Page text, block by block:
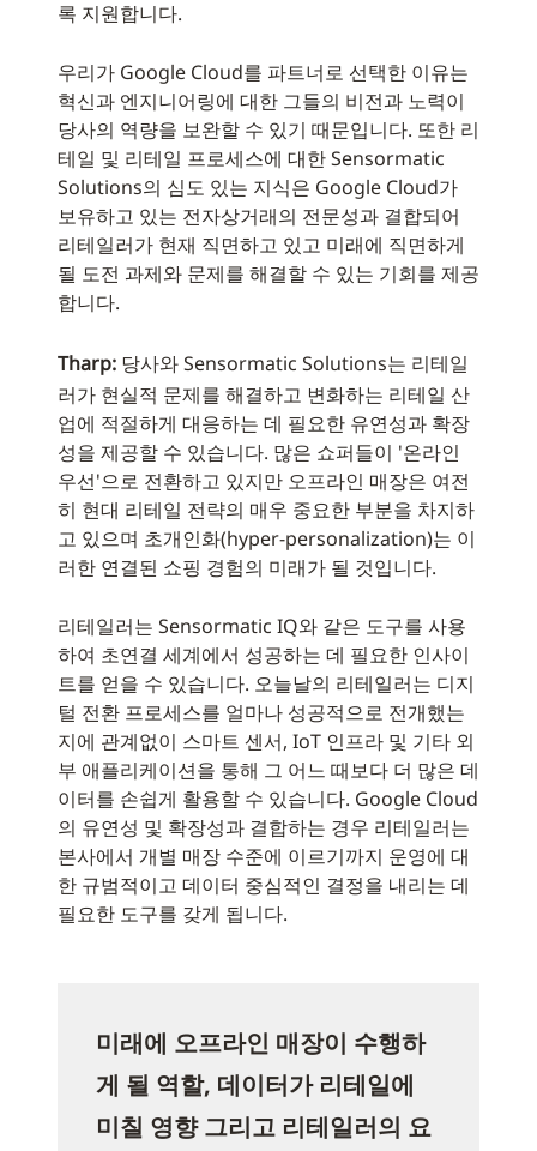
록 지원합니다.
우리가 Google Cloud를 파트너로 선택한 이유는
혁신과 엔지니어링에 대한 그들의 비전과 노력이
당사의 역량을 보완할 수 있기 때문입니다. 또한 리
테일 및 리테일 프로세스에 대한 Sensormatic
Solutions의 심도 있는 지식은 Google Cloud가
보유하고 있는 전자상거래의 전문성과 결합되어
리테일러가 현재 직면하고 있고 미래에 직면하게
될 도전 과제와 문제를 해결할 수 있는 기회를 제공
합니다.
Tharp: 당사와 Sensormatic Solutions는 리테일
러가 현실적 문제를 해결하고 변화하는 리테일 산
업에 적절하게 대응하는 데 필요한 유연성과 확장
성을 제공할 수 있습니다. 많은 쇼퍼들이 '온라인
우선'으로 전환하고 있지만 오프라인 매장은 여전
히 현대 리테일 전략의 매우 중요한 부분을 차지하
고 있으며 초개인화(hyper-personalization)는 이
러한 연결된 쇼핑 경험의 미래가 될 것입니다.
리테일러는 Sensormatic IQ와 같은 도구를 사용
하여 초연결 세계에서 성공하는 데 필요한 인사이
트를 얻을 수 있습니다. 오늘날의 리테일러는 디지
털 전환 프로세스를 얼마나 성공적으로 전개했는
지에 관계없이 스마트 센서, IoT 인프라 및 기타 외
부 애플리케이션을 통해 그 어느 때보다 더 많은 데
이터를 손쉽게 활용할 수 있습니다. Google Cloud
의 유연성 및 확장성과 결합하는 경우 리테일러는
본사에서 개별 매장 수준에 이르기까지 운영에 대
한 규범적이고 데이터 중심적인 결정을 내리는 데
필요한 도구를 갖게 됩니다.
미래에 오프라인 매장이 수행하
게 될 역할, 데이터가 리테일에
미칠 영향 그리고 리테일러의 요